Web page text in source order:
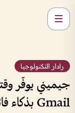
رادار التكنولوجيا
جيميني يوفّر
Gmail بذكاء فائق